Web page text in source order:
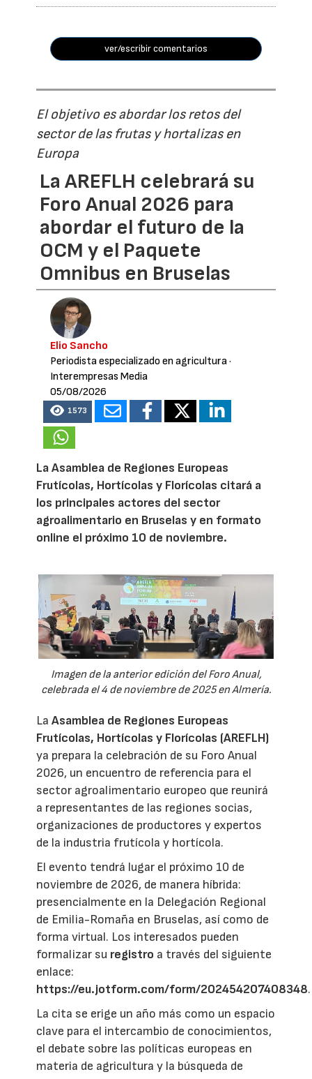
ver/escribir comentarios
El objetivo es abordar los retos del
sector de las frutas y hortalizas en
Europa
La AREFLH celebrará su
Foro Anual 2026 para
abordar el futuro de la
OCM y el Paquete
Omnibus en Bruselas
Elio Sancho
Periodista especializado en agricultura·
Interempresas Media
05/08/2026
1573
La Asamblea de Regiones Europeas
Frutícolas, Hortícolas y Florícolas citará a
los principales actores del sector
agroalimentario en Bruselas y en formato
online el próximo 10 de noviembre.
Imagen de la anterior edición del Foro Anual,
celebrada el 4 de noviembre de 2025 en Almería.
LaAsamblea de Regiones Europeas
Frutícolas, Hortícolas y Florícolas (AREFLH)
ya prepara la celebración de su Foro Anual
2026, un encuentro de referencia para el
sector agroalimentario europeo que reunirá
a representantes de las regiones socias,
organizaciones de productores y expertos
de la industria frutícola y hortícola.
El evento tendrá lugar el próximo 10 de
noviembre de 2026, de manera híbrida:
presencialmente en la Delegación Regional
de Emilia-Romaña en Bruselas, así como de
forma virtual. Los interesados pueden
formalizar su registro a través del siguiente
enlace:
https://eu.jotform.com/form/202454207408348.
La cita se erige un año más como un espacio
clave para el intercambio de conocimientos,
el debate sobre las políticas europeas en
materia de agricultura y la búsqueda de